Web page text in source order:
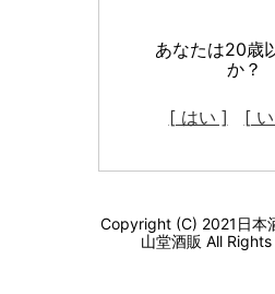
あなたは20歳
か？
[ はい ] [
Copyright (C) 2021日本
山堂酒販 All